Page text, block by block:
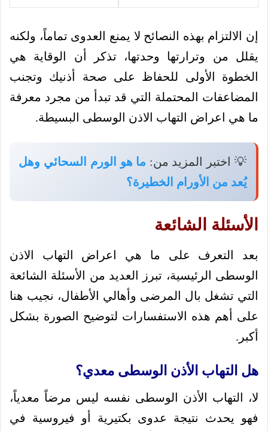
إن الالتزام بهذه النصائح لا يمنع العدوى تماماً، ولكنه
يقلل من وترارتها وحدتها، تذكر أن الوقاية هي
الخطوة الأولى للحفاظ على صحة أذنيك وتجنب
المضاعفات المحتملة التي قد تبدأ من مجرد معرفة
ما هي اعراض التهاب الاذن الوسطى البسيطة.
💡 اختبر المزيد من: ما هو الورم السحائي وهل
يُعد من الأورام الخطيرة؟
الأسئلة الشائعة
بعد التعرف على ما هي اعراض التهاب الاذن
الوسطى الرئيسية، تبرز العديد من الأسئلة الشائعة
التي تشغل بال المرضى وأهالي الأطفال، نجيب هنا
على أهم هذه الاستفسارات لتوضيح الصورة بشكل
أكبر.
هل التهاب الأذن الوسطى معدي؟
لا، التهاب الأذن الوسطى نفسه ليس مرضاً معدياً،
فهو يحدث نتيجة عدوى بكتيرية أو فيروسية في